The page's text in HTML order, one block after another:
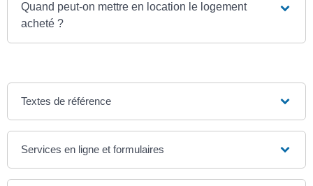
Quand peut-on mettre en location le logement
acheté ?
Textes de référence
Services en ligne et formulaires